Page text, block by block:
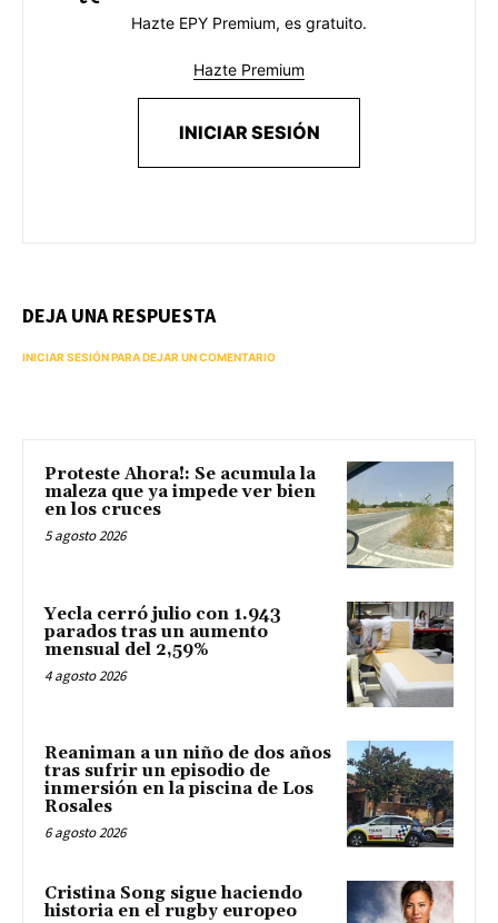
Hazte EPY Premium, es gratuito.
Hazte Premium
INICIAR SESIÓN
DEJA UNA RESPUESTA
INICIAR SESIÓN PARA DEJAR UN COMENTARIO
Proteste Ahora!: Se acumula la
maleza que ya impede ver bien
en los cruces
5 agosto 2026
Yecla cerró julio con 1.943
parados tras un aumento
mensual del 2,59%
4 agosto 2026
Reaniman a un niño de dos años
tras sufrir un episodio de
inmersión en la piscina de Los
Rosales
6 agosto 2026
Cristina Song sigue haciendo
historia en el rugby europeo